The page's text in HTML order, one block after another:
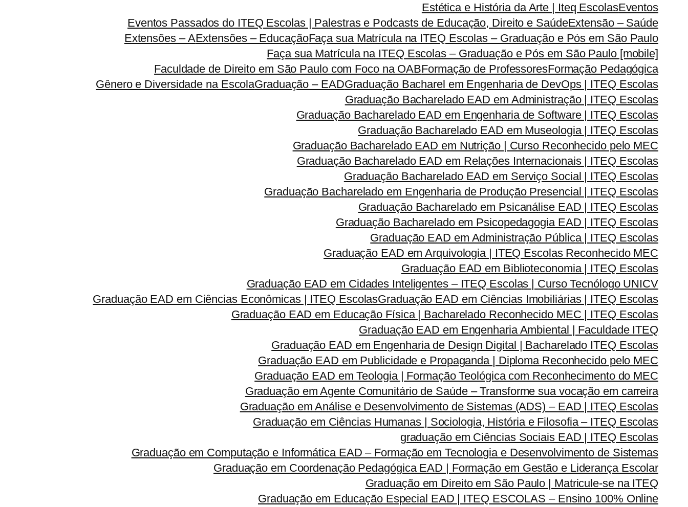
Estética e História da Arte | Iteq EscolasEventos
Eventos Passados do ITEQ Escolas | Palestras e Podcasts de Educação, Direito e SaúdeExtensão – Saúde
Extensões – AExtensões – EducaçãoFaça sua Matrícula na ITEQ Escolas – Graduação e Pós em São Paulo
Faça sua Matrícula na ITEQ Escolas – Graduação e Pós em São Paulo [mobile]
Faculdade de Direito em São Paulo com Foco na OABFormação de ProfessoresFormação Pedagógica
Gênero e Diversidade na EscolaGraduação – EADGraduação Bacharel em Engenharia de DevOps | ITEQ Escolas
Graduação Bacharelado EAD em Administração | ITEQ Escolas
Graduação Bacharelado EAD em Engenharia de Software | ITEQ Escolas
Graduação Bacharelado EAD em Museologia | ITEQ Escolas
Graduação Bacharelado EAD em Nutrição | Curso Reconhecido pelo MEC
Graduação Bacharelado EAD em Relações Internacionais | ITEQ Escolas
Graduação Bacharelado EAD em Serviço Social | ITEQ Escolas
Graduação Bacharelado em Engenharia de Produção Presencial | ITEQ Escolas
Graduação Bacharelado em Psicanálise EAD | ITEQ Escolas
Graduação Bacharelado em Psicopedagogia EAD | ITEQ Escolas
Graduação EAD em Administração Pública | ITEQ Escolas
Graduação EAD em Arquivologia | ITEQ Escolas Reconhecido MEC
Graduação EAD em Biblioteconomia | ITEQ Escolas
Graduação EAD em Cidades Inteligentes – ITEQ Escolas | Curso Tecnólogo UNICV
Graduação EAD em Ciências Econômicas | ITEQ EscolasGraduação EAD em Ciências Imobiliárias | ITEQ Escolas
Graduação EAD em Educação Física | Bacharelado Reconhecido MEC | ITEQ Escolas
Graduação EAD em Engenharia Ambiental | Faculdade ITEQ
Graduação EAD em Engenharia de Design Digital | Bacharelado ITEQ Escolas
Graduação EAD em Publicidade e Propaganda | Diploma Reconhecido pelo MEC
Graduação EAD em Teologia | Formação Teológica com Reconhecimento do MEC
Graduação em Agente Comunitário de Saúde – Transforme sua vocação em carreira
Graduação em Análise e Desenvolvimento de Sistemas (ADS) – EAD | ITEQ Escolas
Graduação em Ciências Humanas | Sociologia, História e Filosofia – ITEQ Escolas
graduação em Ciências Sociais EAD | ITEQ Escolas
Graduação em Computação e Informática EAD – Formação em Tecnologia e Desenvolvimento de Sistemas
Graduação em Coordenação Pedagógica EAD | Formação em Gestão e Liderança Escolar
Graduação em Direito em São Paulo | Matricule-se na ITEQ
Graduação em Educação Especial EAD | ITEQ ESCOLAS – Ensino 100% Online